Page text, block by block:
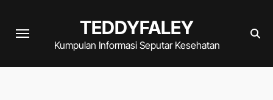
TEDDYFALEY
Kumpulan Informasi Seputar Kesehatan